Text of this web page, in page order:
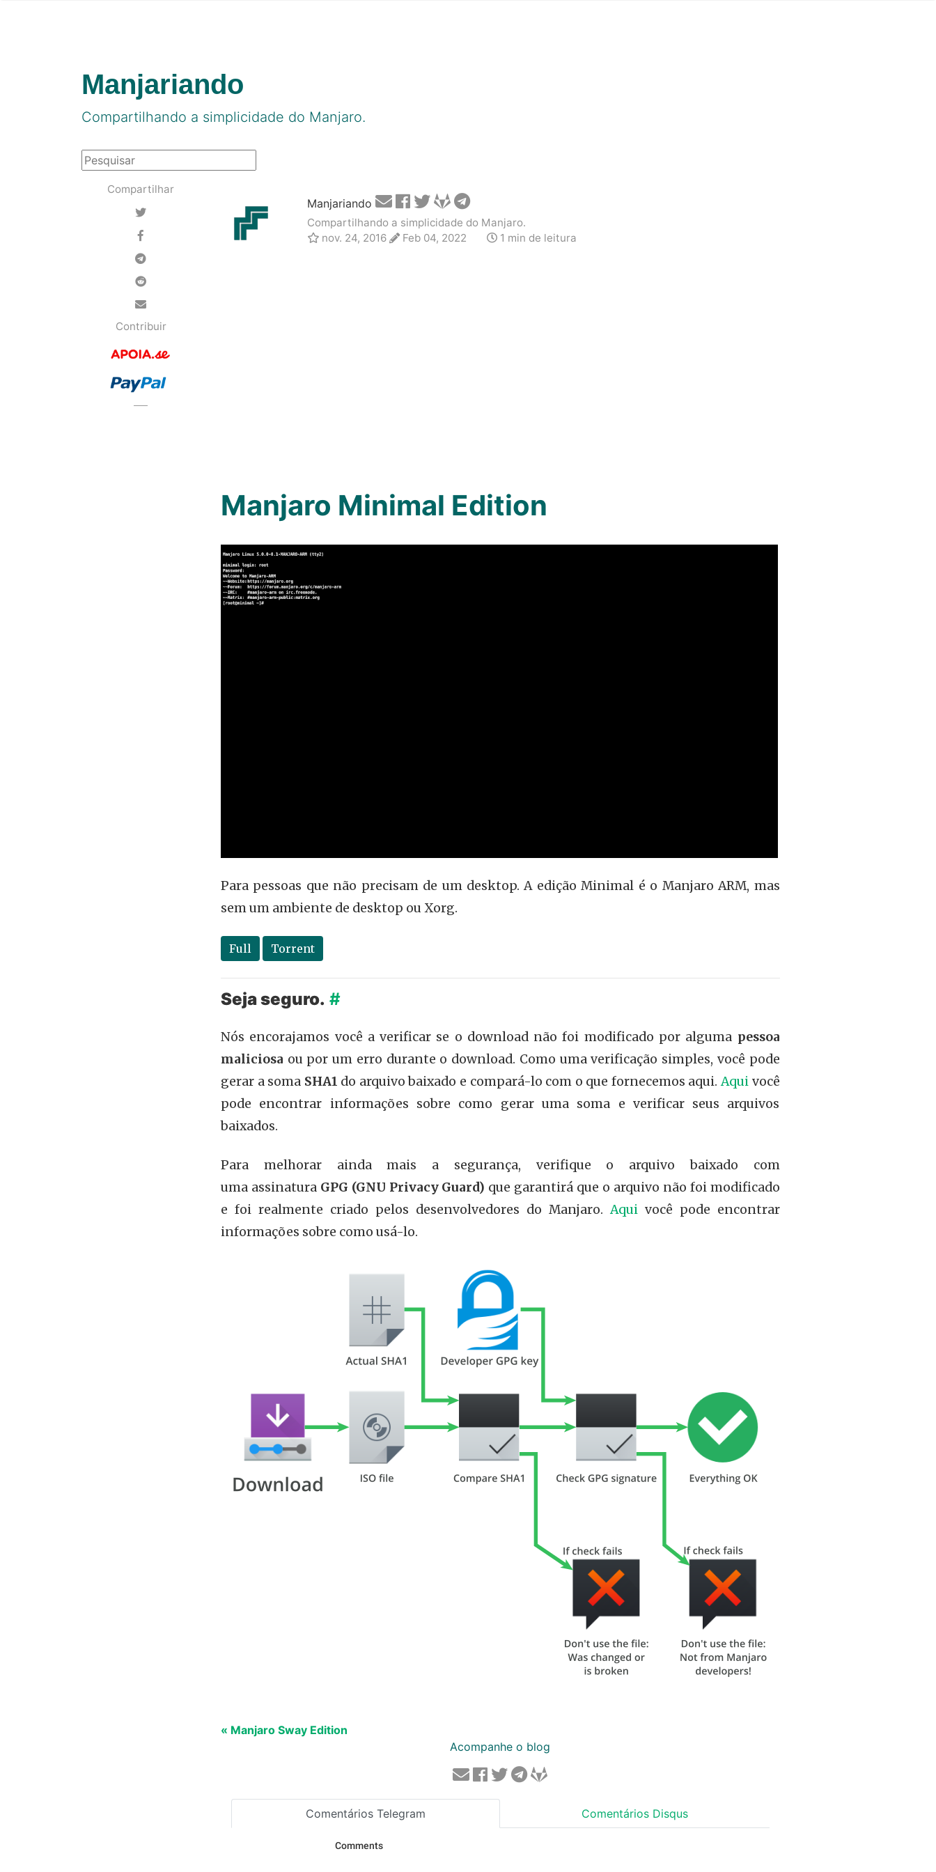
Manjariando
Compartilhando a simplicidade do Manjaro.
Compartilhar
Contribuir
Manjariando
Compartilhando a simplicidade do Manjaro.
nov. 24, 2016
Feb 04, 2022 1 min de leitura
Manjaro Minimal Edition
Para pessoas que não precisam de um desktop. A edição Minimal é o Manjaro ARM, mas
sem um ambiente de desktop ou Xorg.
Full Torrent
Seja seguro. #
Nós encorajamos você a verificar se o download não foi modificado por alguma pessoa
maliciosa ou por um erro durante o download. Como uma verificação simples, você pode
gerar a soma SHA1 do arquivo baixado e compará-lo com o que fornecemos aqui.Aquivocê
pode encontrar informações sobre como gerar uma soma e verificar seus arquivos
baixados.
Para melhorar ainda mais a segurança, verifique o arquivo baixado com
uma assinatura GPG (GNU Privacy Guard) que garantirá que o arquivo não foi modificado
e foi realmente criado pelos desenvolvedores do Manjaro.Aquivocê pode encontrar
informações sobre como usá-lo.
« Manjaro Sway Edition
Acompanhe o blog
Comentários Telegram Comentários Disqus